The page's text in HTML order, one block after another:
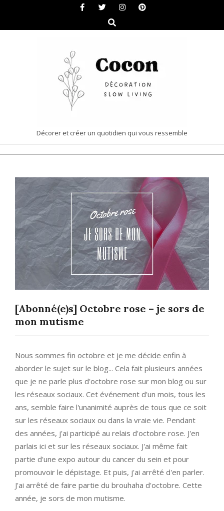
content
Search
COCON
|
&
SLOW
LIVING
Décorer et créer un quotidien qui vous ressemble
[Abonné(e)s] Octobre rose – je sors de
mon mutisme
Nous sommes fin octobre et je me décide enfin à
aborder le sujet sur le blog... Cela fait plusieurs années
que je ne parle plus d'octobre rose sur mon blog ou sur
les réseaux sociaux. Cet événement d'un mois, tous les
ans, semble faire l'unanimité auprès de tous que ce soit
sur les réseaux sociaux ou dans la vraie vie. Pendant
des années, j'ai participé au relais d'octobre rose. J'en
parlais ici et sur les réseaux sociaux. J'ai même fait
partie d'une expo autour du cancer du sein et pour
promouvoir le dépistage. Et puis, j'ai arrêté d'en parler.
J'ai arrêté de faire partie du brouhaha d'octobre. Cette
année, je sors de mon mutisme.